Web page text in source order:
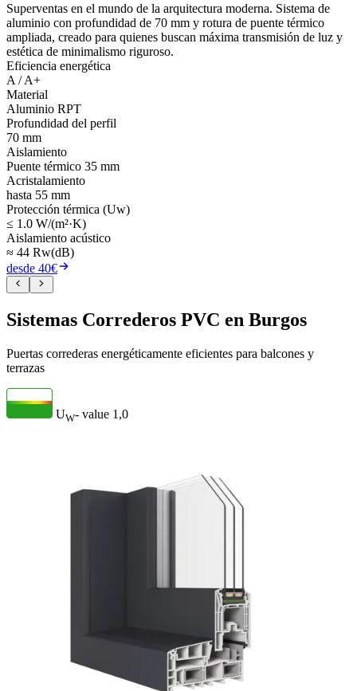
Superventas en el mundo de la arquitectura moderna. Sistema de
aluminio con profundidad de 70 mm y rotura de puente térmico
ampliada, creado para quienes buscan máxima transmisión de luz y
estética de minimalismo riguroso.
Eficiencia energética
A / A+
Material
Aluminio RPT
Profundidad del perfil
70 mm
Aislamiento
Puente térmico 35 mm
Acristalamiento
hasta 55 mm
Protección térmica (Uw)
≤ 1.0 W/(m²·K)
Aislamiento acústico
≈ 44 Rw(dB)
desde 40€
Sistemas Correderos PVC en Burgos
Puertas correderas energéticamente eficientes para balcones y
terrazas
UW- value 1,0